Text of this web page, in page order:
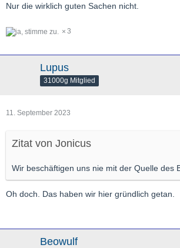
Nur die wirklich guten Sachen nicht.
3
Lupus
31000g Mitglied
11. September 2023
Zitat von Jonicus
Wir beschäftigen uns nie mit der Quelle des
Oh doch. Das haben wir hier gründlich getan.
Beowulf